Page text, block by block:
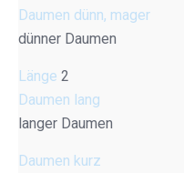
Daumen dünn, mager
dünner Daumen
Länge 2
Daumen lang
langer Daumen
Daumen kurz